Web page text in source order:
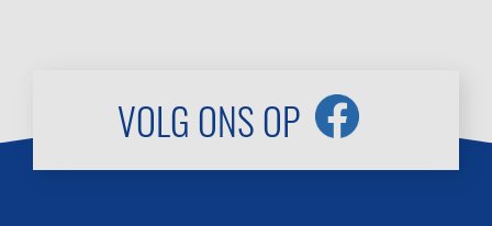
VOLG ONS OP